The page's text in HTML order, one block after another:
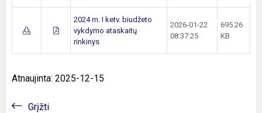
2024 m. I ketv. biudžeto
vykdymo ataskaitų
rinkinys
2026-01-22
08:37:25
695.26
KB
Atnaujinta: 2025-12-15
Grįžti